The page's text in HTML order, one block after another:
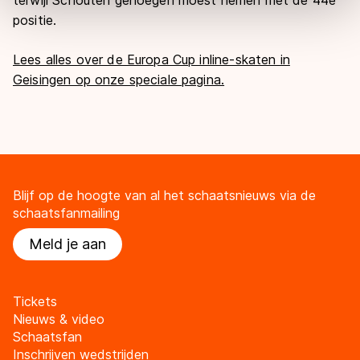
overdracht. Meer informatie vindt u in ons
positie.
Lees alles over de Europa Cup inline-skaten in
Geisingen op onze speciale pagina.
Blijf op de hoogte van al het schaatsnieuws via de
schaatsfanmailing
Meld je aan
Tickets
Nieuws & video
Schaatsfan
Inschrijven wedstrijden